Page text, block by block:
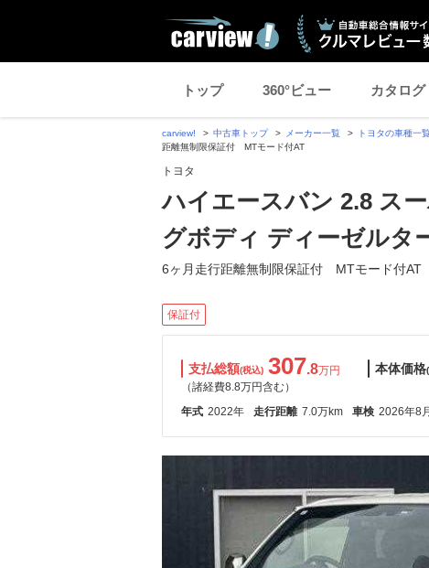
トップ 360°ビュー カタログ
carview! 中古車トップ メーカー一覧 トヨタの車種一
距離無制限保証付 MTモード付AT
トヨタ
ハイエースバン 2.8 ス
グボディ ディーゼルタ
6ヶ月走行距離無制限保証付 MTモード付AT
保証付
支払総額(税込) 307.8万円
（諸経費8.8万円含む）
本体価格
年式 2022年 走行距離 7.0万km 車検 2026年8月